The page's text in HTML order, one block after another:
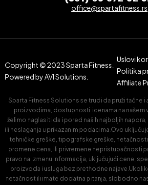
office@spartafitness.rs
Copyright © 2023 Sparta Fitness.
Powered byAVI Solutions.
Uslovi
Politika
Affiliate
Sparta Fitness Solutions se trudi da pruži tačne i
proizvodima, dostupnosti i cenama na našem
želimo naglasiti da i pored naših najboljih
ili neslaganja u prikazanim podacima.Ovo
tehničke greške, tipografske greške,
promene cena, ili privremene nepristupačnosti
pravo na izmenu informacija, uključujući cene,
proizvoda i usluga bez prethodne
netačnost ili imate dodatna pitanja, slobodno